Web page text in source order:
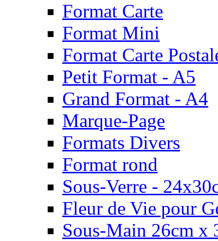
Format Carte
Format Mini
Format Carte
Petit Format - A5
Grand Format - A4
Marque-Page
Formats Divers
Format rond
Sous-Verre -
Fleur de Vie pour
Sous-Main 26cm x